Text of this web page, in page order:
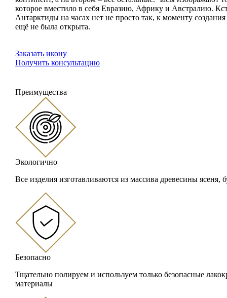
которое вместило в себя Евразию, Африку и Австралию.
Антарктиды на часах нет не просто так, к моменту
ещё не была открыта.
Заказать икону
Получить консультацию
Преимущества
Экологично
Все изделия изготавливаются из массива древесины ясеня,
Безопасно
Тщательно полируем и используем только безопасные
материалы